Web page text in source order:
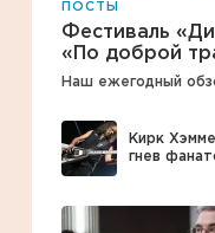
ПОСТЫ
Фестиваль
«По доброй
Наш ежегодный
Кирк
гнев